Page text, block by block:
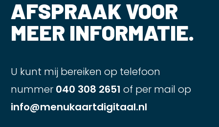
AFSPRAAK VOOR
MEER INFORMATIE.
U kunt mij bereiken op telefoon
nummer 040 308 2651 of per mail op
info@menukaartdigitaal.nl